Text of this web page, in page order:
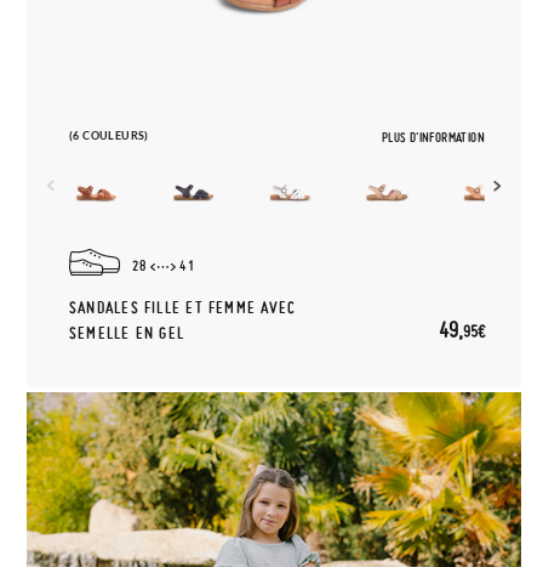
(6 COULEURS) PLUS D'INFORMATION
28 41
SANDALES FILLE ET FEMME AVEC
SEMELLE EN GEL
49,95€